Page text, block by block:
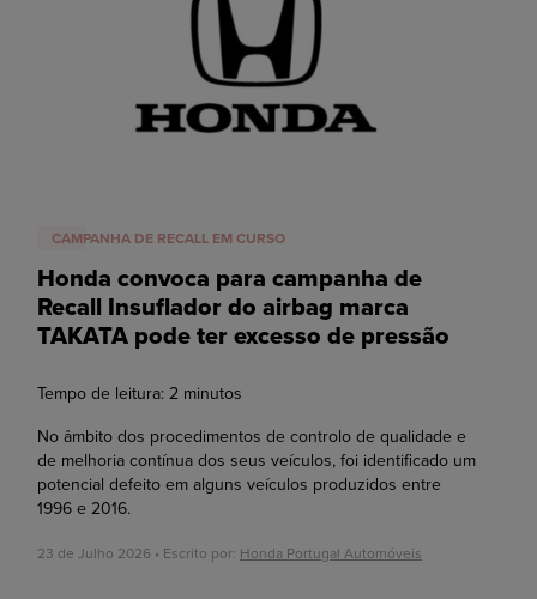
CAMPANHA DE RECALL EM CURSO
Honda convoca para campanha de
Recall Insuflador do airbag marca
TAKATA pode ter excesso de pressão
Tempo de leitura: 2 minutos
No âmbito dos procedimentos de controlo de qualidade e
de melhoria contínua dos seus veículos, foi identificado um
potencial defeito em alguns veículos produzidos entre
1996 e 2016.
23 de Julho 2026 • Escrito por: Honda Portugal Automóveis